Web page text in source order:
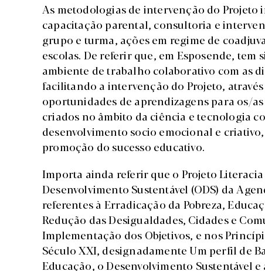
As metodologias de intervenção do
capacitação parental, consultoria e
grupo e turma, ações em regime de
escolas. De referir que, em Esposende,
ambiente de trabalho colaborativo com as
facilitando a intervenção do Projeto,
oportunidades de aprendizagens para os/
criados no âmbito da ciência e tecnologia
desenvolvimento socio emocional e
promoção do sucesso educativo.
Importa ainda referir que o Projeto
Desenvolvimento Sustentável (ODS) da
referentes à Erradicação da Pobreza,
Redução das Desigualdades, Cidades e
Implementação dos Objetivos, e nos
Século XXI, designadamente Um perfil de
Educação, o Desenvolvimento Sustentável